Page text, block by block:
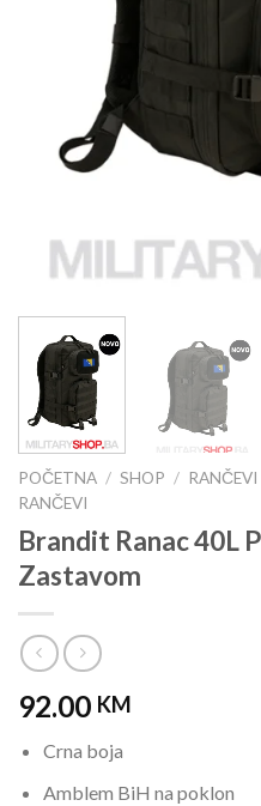
POČETNA / SHOP /
RANČEVI
Brandit Ranac 40L
Zastavom
92.00 KM
Crna boja
Amblem BiH na poklon